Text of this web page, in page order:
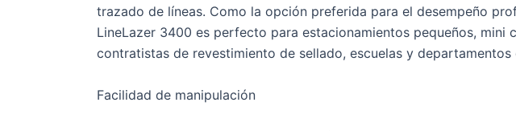
trazado de líneas. Como la opción preferida para el desempeño
LineLazer 3400 es perfecto para estacionamientos pequeños, mini
contratistas de revestimiento de sellado, escuelas y
Facilidad de manipulación